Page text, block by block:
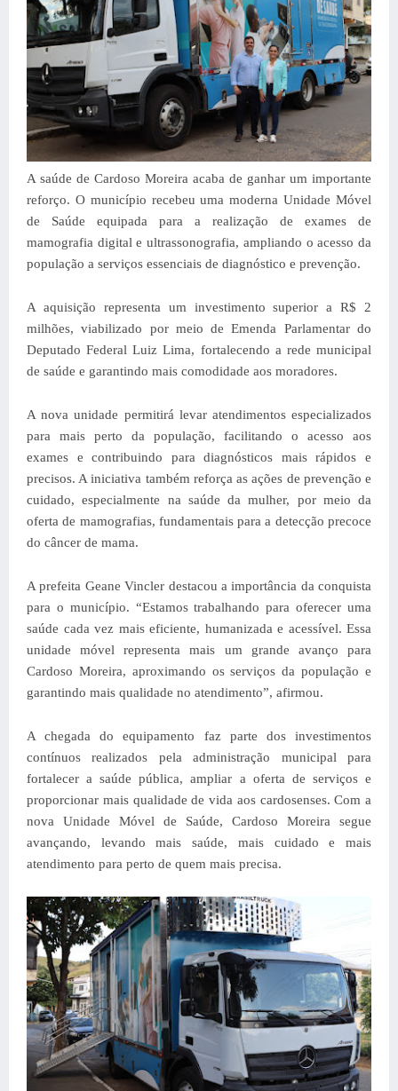
A saúde de Cardoso Moreira acaba de ganhar um importante
reforço. O município recebeu uma moderna Unidade Móvel
de Saúde equipada para a realização de exames de
mamografia digital e ultrassonografia, ampliando o acesso da
população a serviços essenciais de diagnóstico e prevenção.
A aquisição representa um investimento superior a R$ 2
milhões, viabilizado por meio de Emenda Parlamentar do
Deputado Federal Luiz Lima, fortalecendo a rede municipal
de saúde e garantindo mais comodidade aos moradores.
A nova unidade permitirá levar atendimentos especializados
para mais perto da população, facilitando o acesso aos
exames e contribuindo para diagnósticos mais rápidos e
precisos. A iniciativa também reforça as ações de prevenção e
cuidado, especialmente na saúde da mulher, por meio da
oferta de mamografias, fundamentais para a detecção precoce
do câncer de mama.
A prefeita Geane Vincler destacou a importância da conquista
para o município. “Estamos trabalhando para oferecer uma
saúde cada vez mais eficiente, humanizada e acessível. Essa
unidade móvel representa mais um grande avanço para
Cardoso Moreira, aproximando os serviços da população e
garantindo mais qualidade no atendimento”, afirmou.
A chegada do equipamento faz parte dos investimentos
contínuos realizados pela administração municipal para
fortalecer a saúde pública, ampliar a oferta de serviços e
proporcionar mais qualidade de vida aos cardosenses. Com a
nova Unidade Móvel de Saúde, Cardoso Moreira segue
avançando, levando mais saúde, mais cuidado e mais
atendimento para perto de quem mais precisa.